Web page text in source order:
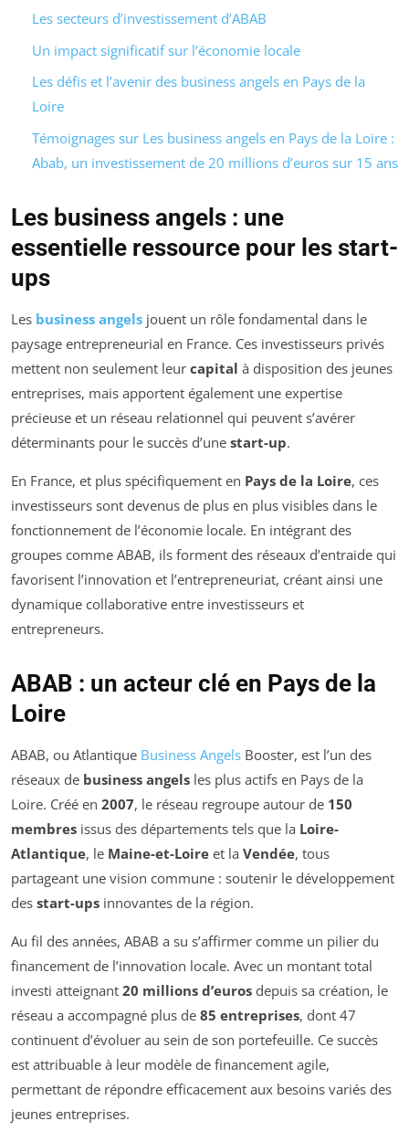
Les secteurs d’investissement d’ABAB
Un impact significatif sur l’économie locale
Les défis et l’avenir des business angels en Pays de la
Loire
Témoignages sur Les business angels en Pays de la Loire :
Abab, un investissement de 20 millions d’euros sur 15 ans
Les business angels : une
essentielle ressource pour les start-
ups
Les business angels jouent un rôle fondamental dans le
paysage entrepreneurial en France. Ces investisseurs privés
mettent non seulement leur capital à disposition des jeunes
entreprises, mais apportent également une expertise
précieuse et un réseau relationnel qui peuvent s’avérer
déterminants pour le succès d’une start-up.
En France, et plus spécifiquement en Pays de la Loire, ces
investisseurs sont devenus de plus en plus visibles dans le
fonctionnement de l’économie locale. En intégrant des
groupes comme ABAB, ils forment des réseaux d’entraide qui
favorisent l’innovation et l’entrepreneuriat, créant ainsi une
dynamique collaborative entre investisseurs et
entrepreneurs.
ABAB : un acteur clé en Pays de la
Loire
ABAB, ou Atlantique Business Angels Booster, est l’un des
réseaux de business angels les plus actifs en Pays de la
Loire. Créé en 2007, le réseau regroupe autour de 150
membres issus des départements tels que la Loire-
Atlantique, le Maine-et-Loire et la Vendée, tous
partageant une vision commune : soutenir le développement
des start-ups innovantes de la région.
Au fil des années, ABAB a su s’affirmer comme un pilier du
financement de l’innovation locale. Avec un montant total
investi atteignant 20 millions d’euros depuis sa création, le
réseau a accompagné plus de 85 entreprises, dont 47
continuent d’évoluer au sein de son portefeuille. Ce succès
est attribuable à leur modèle de financement agile,
permettant de répondre efficacement aux besoins variés des
jeunes entreprises.